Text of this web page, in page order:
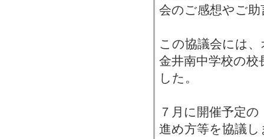
会のご感想やご
この協議会には
金井南中学校の
した。
７月に開催予定
進め方等を協議し